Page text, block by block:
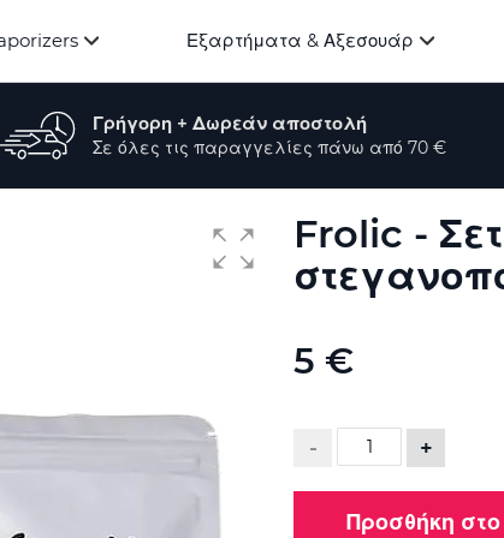
Εξαρτήματα & Αξεσουάρ
Γρήγορη + Δωρεάν αποστολή
Σε όλες τις παραγγελίες πάνω από 70 €
Frolic -
5 €
- +
Προσθήκη